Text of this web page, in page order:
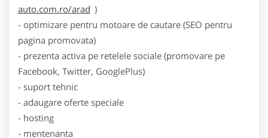
auto.com.ro/arad )
- optimizare pentru motoare de cautare (SEO pentru
pagina promovata)
- prezenta activa pe retelele sociale (promovare pe
Facebook, Twitter, GooglePlus)
- suport tehnic
- adaugare oferte speciale
- hosting
- mentenanta